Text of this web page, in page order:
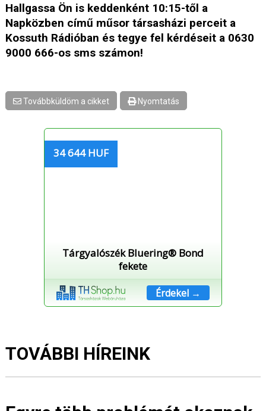
Hallgassa Ön is keddenként 10:15-től a
Napközben című műsor társasházi perceit a
Kossuth Rádióban és tegye fel kérdéseit a 0630
9000 666-os sms számon!
Továbbküldöm a cikket Nyomtatás
34 644 HUF
Tárgyalószék Bluering® Bond
fekete
Érdekel →
TOVÁBBI HÍREINK